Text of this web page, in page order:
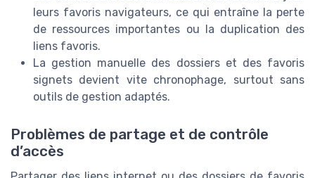
leurs favoris navigateurs, ce qui entraîne la perte
de ressources importantes ou la duplication des
liens favoris.
La gestion manuelle des dossiers et des favoris
signets devient vite chronophage, surtout sans
outils de gestion adaptés.
Problèmes de partage et de contrôle
d’accès